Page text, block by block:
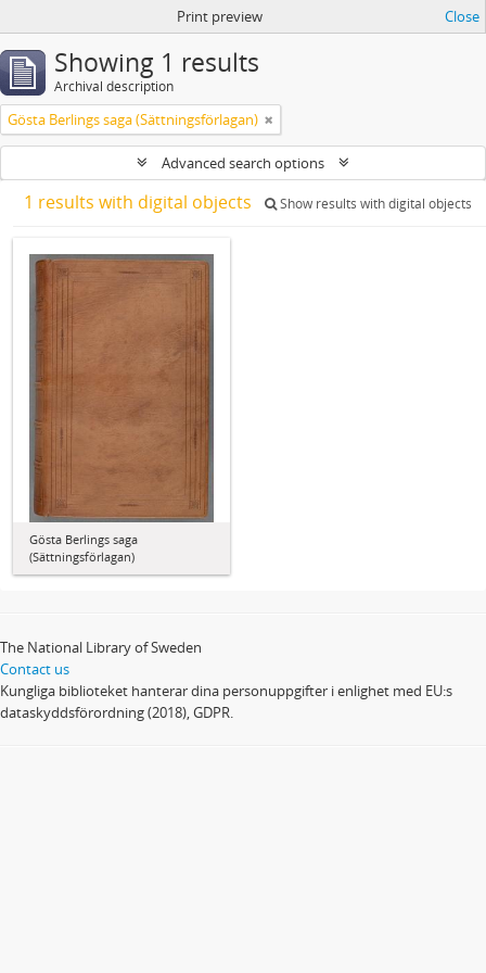
Print preview Close
Showing 1 results
Archival description
Gösta Berlings saga (Sättningsförlagan)
Advanced search options
1 results with digital objects Show results with digital objects
Gösta Berlings saga
(Sättningsförlagan)
The National Library of Sweden
Contact us
Kungliga biblioteket hanterar dina personuppgifter i enlighet med EU:s
dataskyddsförordning (2018), GDPR.